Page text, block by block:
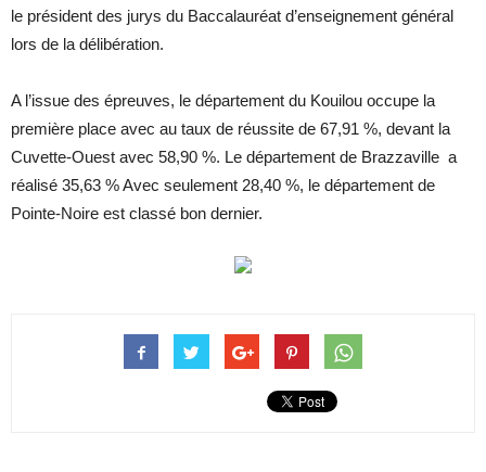
le président des jurys du Baccalauréat d’enseignement général
lors de la délibération.
A l’issue des épreuves, le département du Kouilou occupe la
première place avec au taux de réussite de 67,91 %, devant la
Cuvette-Ouest avec 58,90 %. Le département de Brazzaville a
réalisé 35,63 % Avec seulement 28,40 %, le département de
Pointe-Noire est classé bon dernier.